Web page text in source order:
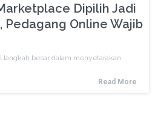
Dipilih Jadi
Pedagang Online Wajib
besar dalam menyetarakan
Read More